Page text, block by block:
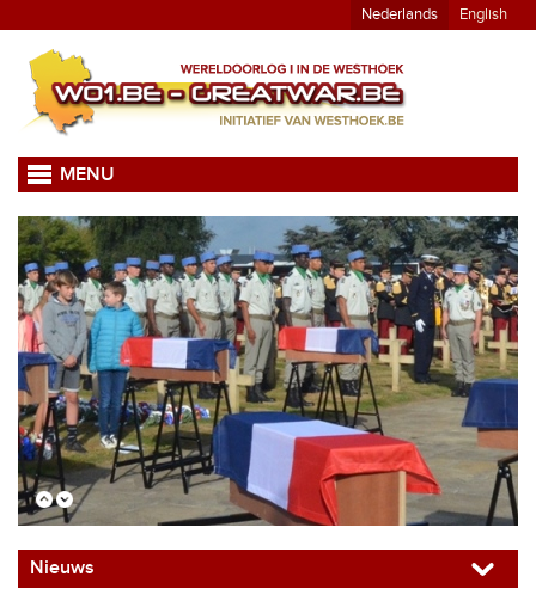
Nederlands English
MENU
Nieuws